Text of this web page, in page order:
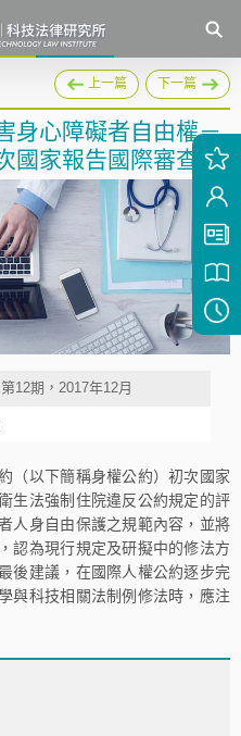
上一篇 下一篇
身心障礙者自由權－
國家報告國際審查
12期，2017年12月
以下簡稱身權公約）初次國家
生法強制住院違反公約規定的評
人身自由保護之規範內容，並將
認為現行規定及研擬中的修法方
後建議，在國際人權公約逐步完
與科技相關法制例修法時，應注